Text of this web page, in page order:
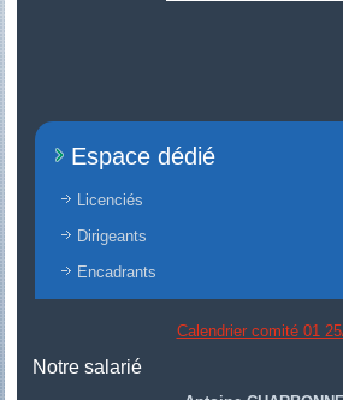
Espace dédié
Licenciés
Dirigeants
Encadrants
Calendrier comité 01
Notre salarié